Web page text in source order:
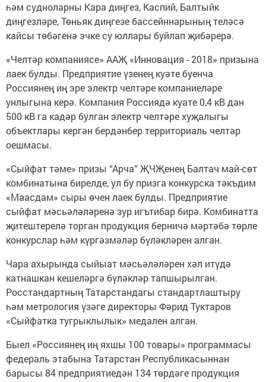
һәм судноларны Кара диңгез, Каспий, Балтыйк
диңгезләре, Төньяк диңгезе бассейннарының теләсә
кайсы төбәгенә эчке су юллары буйлап җибәрерә.
«Челтәр компаниясе» ААҖ «Инновация - 2018» призына
лаек булды. Предприятие үзенең куәте буенча
Россиянең иң эре электр челтәре компаниеләре
унлыгына керә. Компания Россиядә куате 0,4 кВ дан
500 кВ га кадәр булган электр челтәре хуҗалыгы
объектлары кергән бердәнбер территориаль челтәр
оешмасы.
«Сыйфат тәме» призы “Арча” ҖЧҖенең Балтач май-сөт
комбинатына бирелде, ул бу призга конкурска тәкъдим
«Маасдам» сыры өчен лаек булды. Предприятие
сыйфат мәсьәләләренә зур игътибар бирә. Комбинатта
җитештерелә торган продукция берничә мәртәбә төрле
конкурслар һәм күргәзмәләр бүләкләрен алган.
Чара ахырында сыйыат мәсьәләләрен хәл итүдә
катнашкан кешеләргә бүләкләр тапшырылган.
Росстандартның Татарстандагы стандартлаштыру
һәм метрология үзәге директоры Фәрид Туктаров
«Сыйфатка тугрыклылык» медален алган.
Быел «Россиянең иң яхшы 100 товары» программасы
федераль этабына Татарстан Республикасыннан
барысы 84 предприятиедән 134 төрдәге продукция